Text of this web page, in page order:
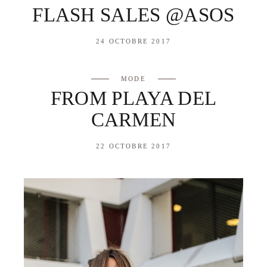
FLASH SALES @ASOS
24 OCTOBRE 2017
MODE
FROM PLAYA DEL
CARMEN
22 OCTOBRE 2017